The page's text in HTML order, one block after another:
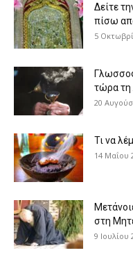
Δείτε
πίσω
5
τώρα τη
20
Τι να
14 Μαΐου
στη
9 Ιουλίου